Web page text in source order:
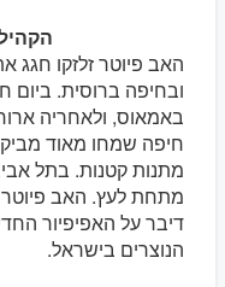
האב פיוטר זלזקו
ובחיפה ברוסית. ביום
באמאוס, ולאחריה
חיפה שמחו מאוד
מתנות קטנות. בתל
דיבר על האפיפיור
הנוצרים בישראל.